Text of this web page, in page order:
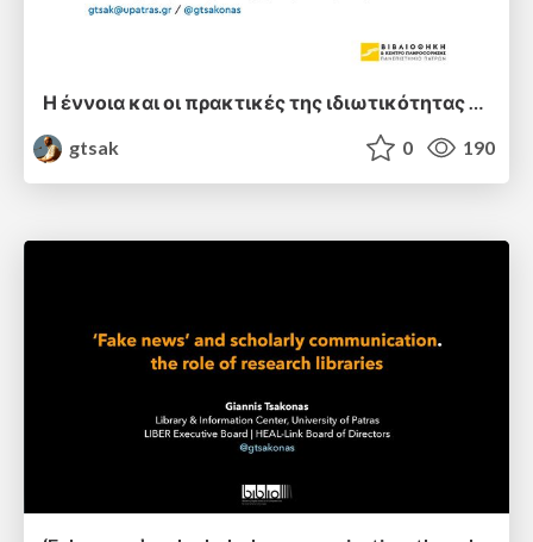
gtsak
0 190